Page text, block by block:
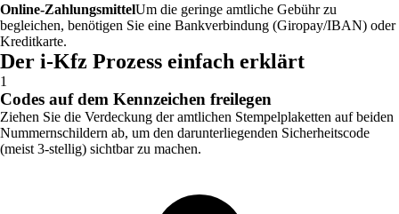
Online-ZahlungsmittelUm die geringe amtliche Gebühr zu
begleichen, benötigen Sie eine Bankverbindung (Giropay/IBAN) oder
Kreditkarte.
Der i-Kfz Prozess einfach erklärt
1
Codes auf dem Kennzeichen freilegen
Ziehen Sie die Verdeckung der amtlichen Stempelplaketten auf beiden
Nummernschildern ab, um den darunterliegenden Sicherheitscode
(meist 3-stellig) sichtbar zu machen.